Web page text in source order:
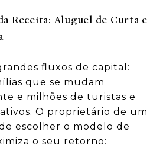
Receita: Aluguel de Curta e
fluxos de capital:
que se mudam
e milhões de turistas e
O proprietário de um
escolher o modelo de
o seu retorno: